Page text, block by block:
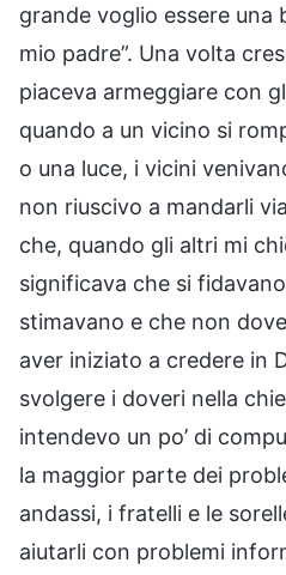
grande voglio essere una
mio padre”. Una volta
piaceva armeggiare con
quando a un vicino si
o una luce, i vicini
non riuscivo a mandarli
che, quando gli altri mi
significava che si
stimavano e che non
aver iniziato a credere in
svolgere i doveri nella
intendevo un po’ di
la maggior parte dei
andassi, i fratelli e le
aiutarli con problemi